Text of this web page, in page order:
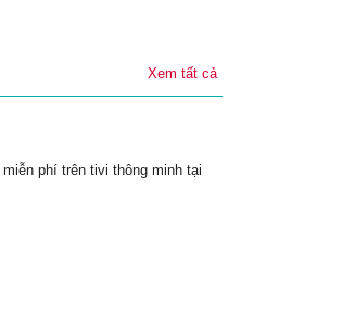
Xem tất cả
phí trên tivi thông minh tại